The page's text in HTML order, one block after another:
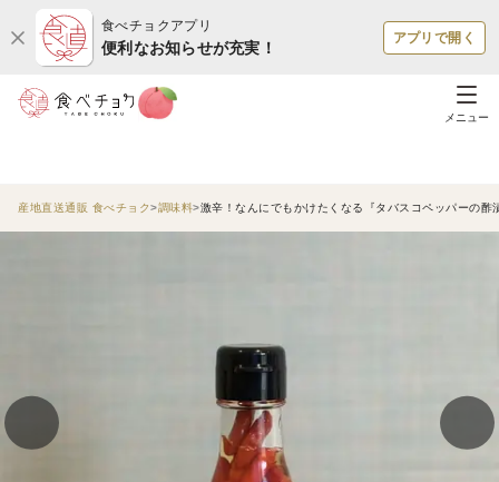
食べチョクアプリ
便利なお知らせが充実！
アプリで開く
メニュー
産地直送通販 食べチョク 調味料 激辛！なんにでもかけたくなる『タバスコペッパーの酢